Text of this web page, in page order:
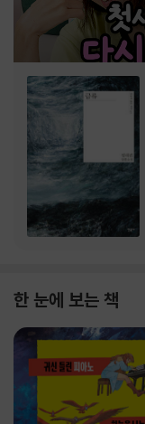
한 눈에 보는 책